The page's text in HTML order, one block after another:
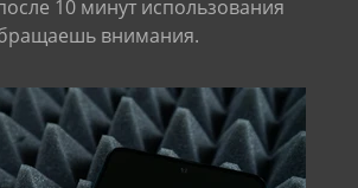
10 минут использования
внимания.